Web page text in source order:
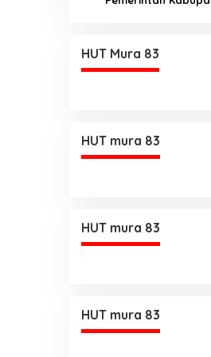
HUT Mura 83
HUT mura 83
HUT mura 83
HUT mura 83